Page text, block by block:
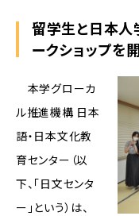
留学生と日本人
ークショップを
本学グローカ
ル推進機構 日本
語・日本文化教
育センター（以
下、「日文センタ
ー」という）は、